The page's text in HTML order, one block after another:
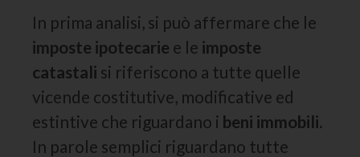
In prima analisi, si può affermare che le
imposte ipotecarie e le imposte
catastali si riferiscono a tutte quelle
vicende costitutive, modificative ed
estintive che riguardano i beni immobili.
In parole semplici riguardano tutte